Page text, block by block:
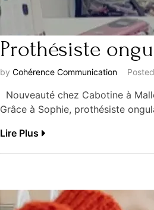
Prothésiste
by Cohérence Communication
Nouveauté chez Cabotine à
Grâce à Sophie, prothésiste
Lire Plus